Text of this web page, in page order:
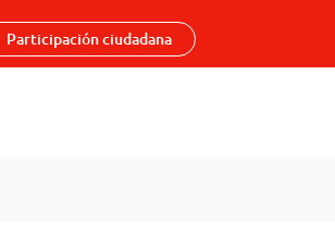
Participación ciudadana